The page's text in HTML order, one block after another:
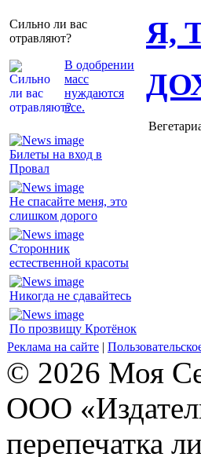
Сильно ли вас
отравляют?
В одобрении
масс
нуждаются
все.
Я,
Билеты на вход в
Провал
Не спасайте меня, это
слишком дорого
Сторонник
естественной красоты
Никогда не сдавайтесь
По прозвищу Кротёнок
Реклама на сайте |
© 2026 Моя
ООО
перепечатка